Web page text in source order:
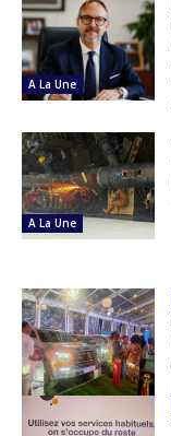
A La Une
A La Une